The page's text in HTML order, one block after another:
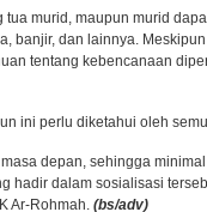
murid, maupun murid
banjir, dan lainnya.
tentang kebencanaan
ini perlu diketahui oleh
depan, sehingga
hadir dalam sosialisasi
Ar-Rohmah. (bs/adv)